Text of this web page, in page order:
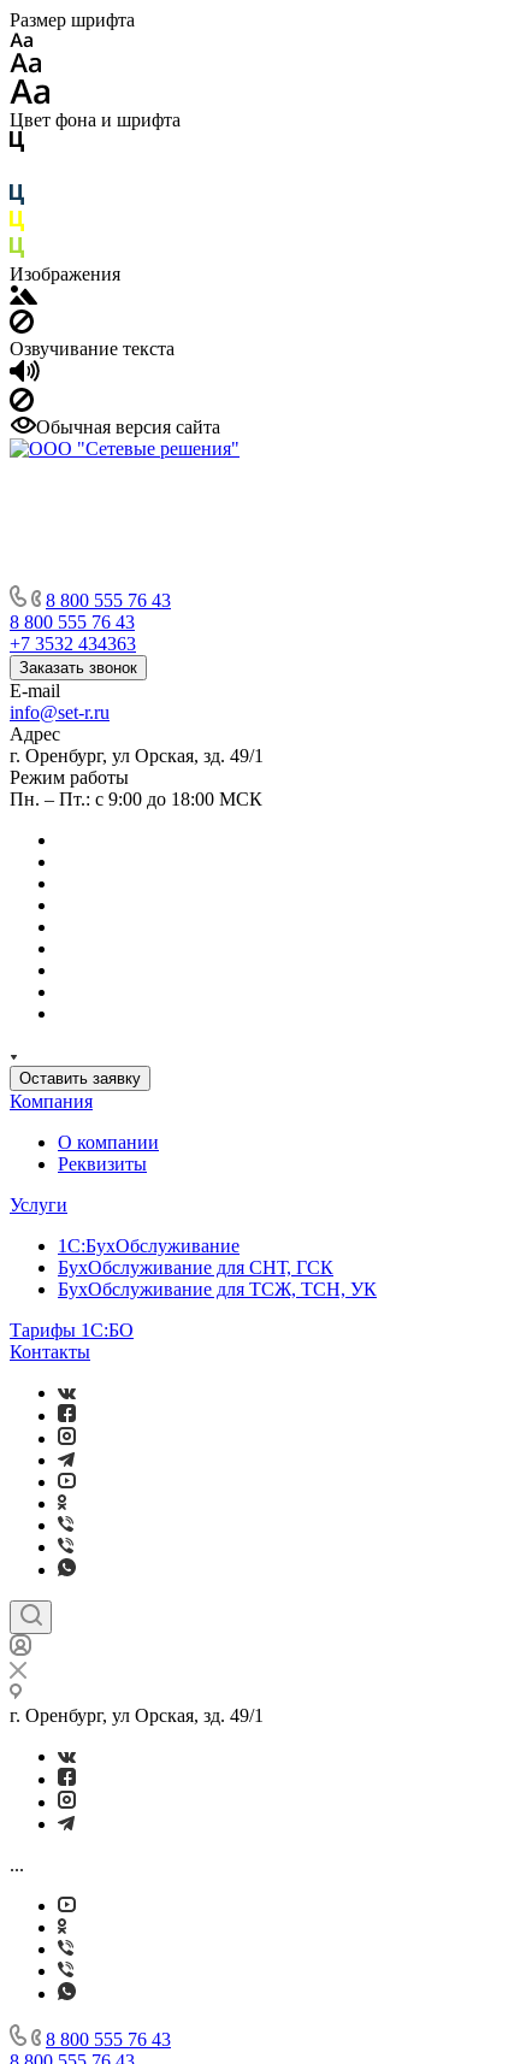
Размер шрифта
Цвет фона и шрифта
Изображения
Озвучивание текста
Обычная версия сайта
8 800 555 76 43
8 800 555 76 43
+7 3532 434363
Заказать звонок
E-mail
info@set-r.ru
Адрес
г. Оренбург, ул Орская, зд. 49/1
Режим работы
Пн. – Пт.: с 9:00 до 18:00 МСК
Оставить заявку
Компания
О компании
Реквизиты
Услуги
1С:БухОбслуживание
БухОбслуживание для СНТ, ГСК
БухОбслуживание для ТСЖ, ТСН, УК
Тарифы 1С:БО
Контакты
г. Оренбург, ул Орская, зд. 49/1
...
8 800 555 76 43